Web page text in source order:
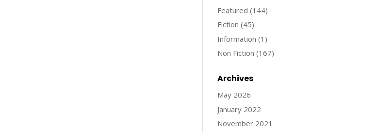
Featured (144)
Fiction (45)
Information (1)
Non Fiction (167)
Archives
May 2026
January 2022
November 2021